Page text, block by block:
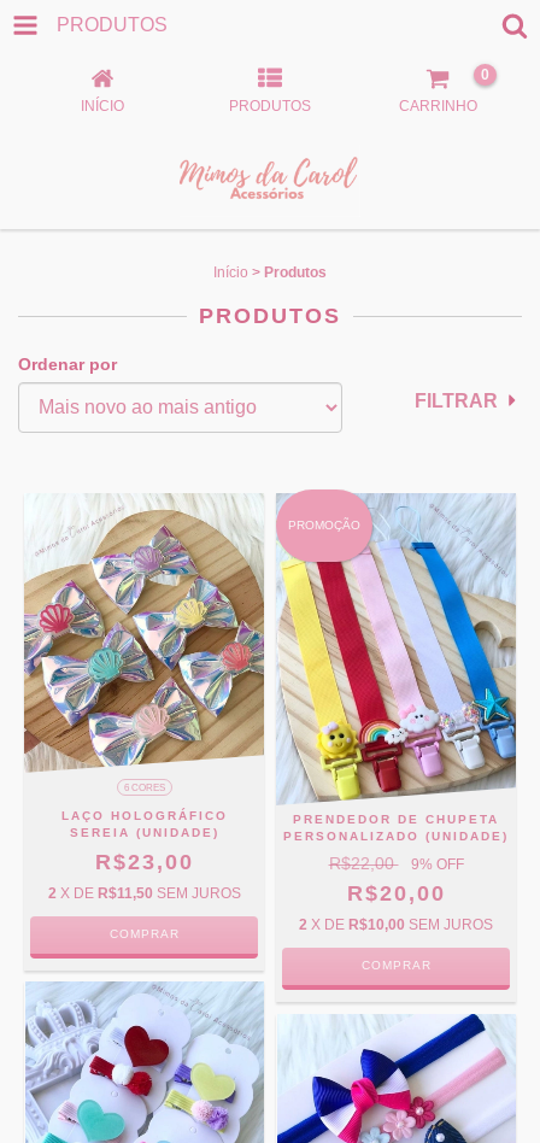
PRODUTOS
INÍCIO PRODUTOS CARRINHO
0
Início > Produtos
PRODUTOS
Ordenar por
FILTRAR
6 CORES
LAÇO HOLOGRÁFICO
SEREIA (UNIDADE)
R$23,00
2 X DE R$11,50 SEM JUROS
COMPRAR
PROMOÇÃO
PRENDEDOR DE CHUPETA
PERSONALIZADO (UNIDADE)
R$22,00 9% OFF
R$20,00
2 X DE R$10,00 SEM JUROS
COMPRAR